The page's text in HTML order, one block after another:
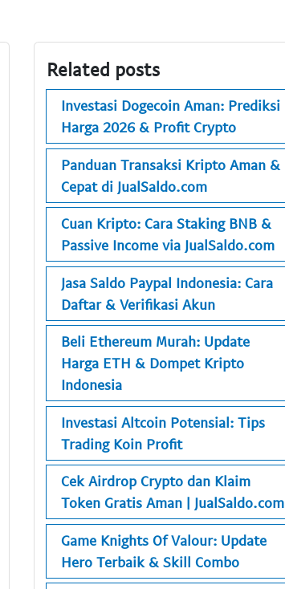
Related posts
Investasi Dogecoin Aman: Prediksi
Harga 2026 & Profit Crypto
Panduan Transaksi Kripto Aman &
Cepat di JualSaldo.com
Cuan Kripto: Cara Staking BNB &
Passive Income via JualSaldo.com
Jasa Saldo Paypal Indonesia: Cara
Daftar & Verifikasi Akun
Beli Ethereum Murah: Update
Harga ETH & Dompet Kripto
Indonesia
Investasi Altcoin Potensial: Tips
Trading Koin Profit
Cek Airdrop Crypto dan Klaim
Token Gratis Aman | JualSaldo.com
Game Knights Of Valour: Update
Hero Terbaik & Skill Combo